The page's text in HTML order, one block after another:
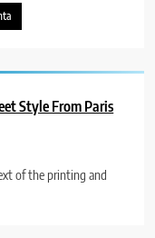
Style From Paris
of the printing and